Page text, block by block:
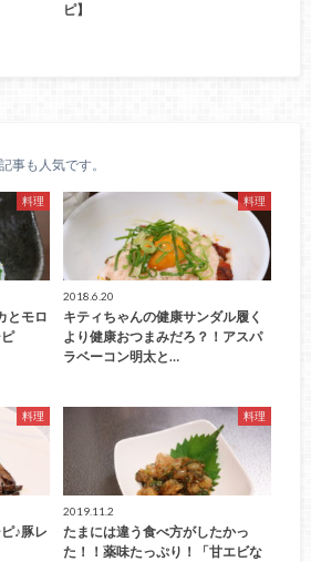
ピ】
事も人気です。
料理
とモロ
料理
2018.6.20
キティちゃんの健康サンダル履く
より健康おつまみだろ？！アスパ
ラベーコン明太と…
料理
♪豚レ
料理
2019.11.2
たまには違う食べ方がしたかっ
た！！薬味たっぷり！「甘エビな